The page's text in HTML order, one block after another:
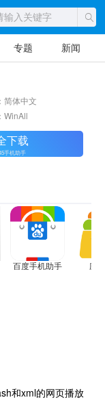
专题 新闻
简体中文
WinAll
下载
手机助手
百度手机助手 应
和xml的网页播放